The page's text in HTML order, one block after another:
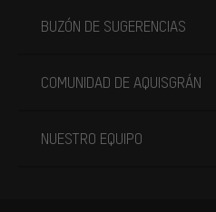
BUZÓN DE SUGERENCIAS
COMUNIDAD DE AQUISGRÁN
NUESTRO EQUIPO